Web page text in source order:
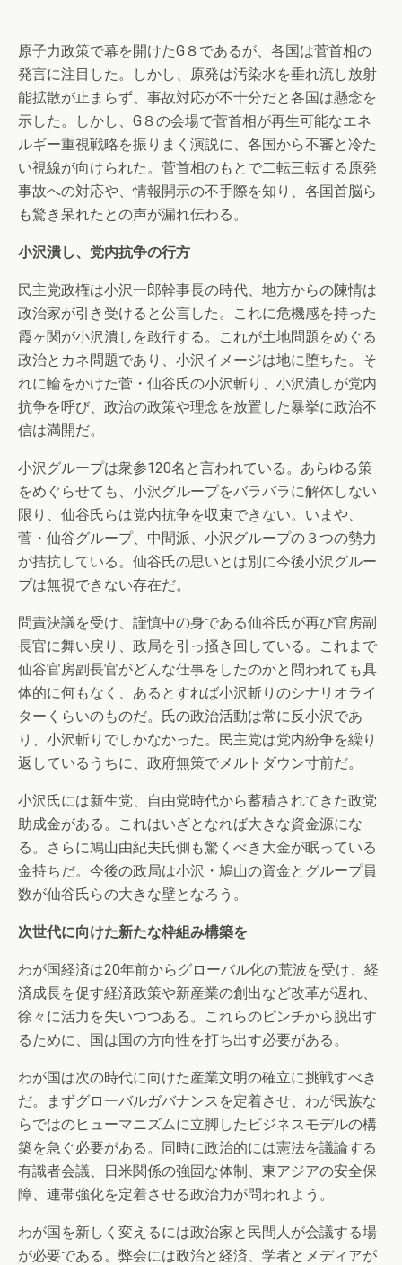
原子力政策で幕を開けたG８であるが、各国は菅首相の
発言に注目した。しかし、原発は汚染水を垂れ流し放射
能拡散が止まらず、事故対応が不十分だと各国は懸念を
示した。しかし、G８の会場で菅首相が再生可能なエネ
ルギー重視戦略を振りまく演説に、各国から不審と冷た
い視線が向けられた。菅首相のもとで二転三転する原発
事故への対応や、情報開示の不手際を知り、各国首脳ら
も驚き呆れたとの声が漏れ伝わる。
小沢潰し、党内抗争の行方
民主党政権は小沢一郎幹事長の時代、地方からの陳情は
政治家が引き受けると公言した。これに危機感を持った
霞ヶ関が小沢潰しを敢行する。これが土地問題をめぐる
政治とカネ問題であり、小沢イメージは地に堕ちた。そ
れに輪をかけた菅・仙谷氏の小沢斬り、小沢潰しが党内
抗争を呼び、政治の政策や理念を放置した暴挙に政治不
信は満開だ。
小沢グループは衆参120名と言われている。あらゆる策
をめぐらせても、小沢グループをバラバラに解体しない
限り、仙谷氏らは党内抗争を収束できない。いまや、
菅・仙谷グループ、中間派、小沢グループの３つの勢力
が拮抗している。仙谷氏の思いとは別に今後小沢グルー
プは無視できない存在だ。
問責決議を受け、謹慎中の身である仙谷氏が再び官房副
長官に舞い戻り、政局を引っ掻き回している。これまで
仙谷官房副長官がどんな仕事をしたのかと問われても具
体的に何もなく、あるとすれば小沢斬りのシナリオライ
ターくらいのものだ。氏の政治活動は常に反小沢であ
り、小沢斬りでしかなかった。民主党は党内紛争を繰り
返しているうちに、政府無策でメルトダウン寸前だ。
小沢氏には新生党、自由党時代から蓄積されてきた政党
助成金がある。これはいざとなれば大きな資金源にな
る。さらに鳩山由紀夫氏側も驚くべき大金が眠っている
金持ちだ。今後の政局は小沢・鳩山の資金とグループ員
数が仙谷氏らの大きな壁となろう。
次世代に向けた新たな枠組み構築を
わが国経済は20年前からグローバル化の荒波を受け、経
済成長を促す経済政策や新産業の創出など改革が遅れ、
徐々に活力を失いつつある。これらのピンチから脱出す
るために、国は国の方向性を打ち出す必要がある。
わが国は次の時代に向けた産業文明の確立に挑戦すべき
だ。まずグローバルガバナンスを定着させ、わが民族な
らではのヒューマニズムに立脚したビジネスモデルの構
築を急ぐ必要がある。同時に政治的には憲法を議論する
有識者会議、日米関係の強固な体制、東アジアの安全保
障、連帯強化を定着させる政治力が問われよう。
わが国を新しく変えるには政治家と民間人が会議する場
が必要である。弊会には政治と経済、学者とメディアが